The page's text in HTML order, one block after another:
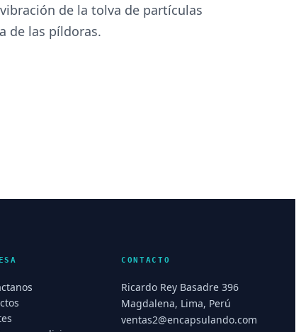
de la tolva de partículas
de las píldoras.
CONTACTO
Ricardo Rey Basadre 396
Magdalena, Lima, Perú
ventas2@encapsulando.com